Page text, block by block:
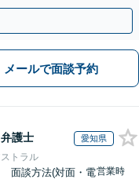
メールで面談予約
弁護士 愛知県
トラル
面談方法(対面・電営業時